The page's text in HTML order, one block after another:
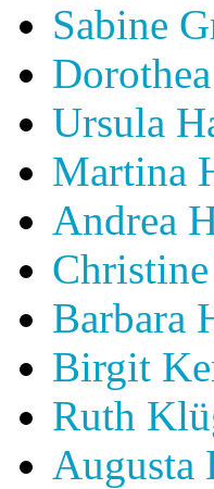
Sabine
Ursula
Martina
Andrea
Barbara
Birgit
Ruth
Augusta